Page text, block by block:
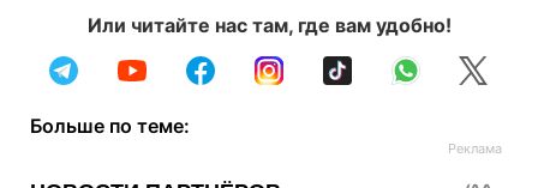
Или читайте нас там, где вам удобно!
Больше по теме: